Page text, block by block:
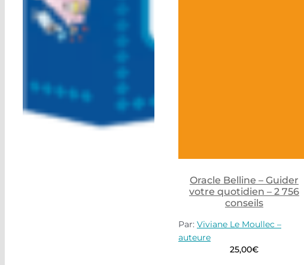
Oracle Belline – Guider
votre quotidien – 2 756
conseils
Par: Viviane Le Moullec –
auteure
25,00€